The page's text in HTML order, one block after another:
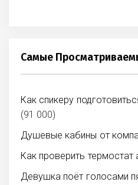
Самые
Как спикеру
(91 000)
Душевые кабины от
Как проверить термостат
Девушка поёт голосами